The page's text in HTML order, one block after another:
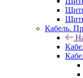
Кабель.